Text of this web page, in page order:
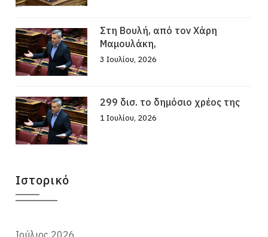
Στη Βουλή, από τον Χάρη
Μαμουλάκη,
3 Ιουλίου, 2026
299 δισ. το δημόσιο χρέος της
1 Ιουλίου, 2026
Ιστορικό